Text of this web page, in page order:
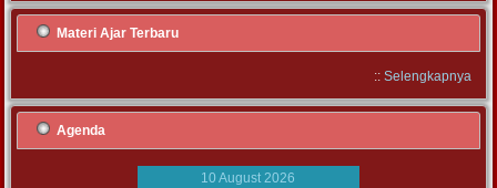
Materi Ajar Terbaru
:: Selengkapnya
Agenda
10 August 2026